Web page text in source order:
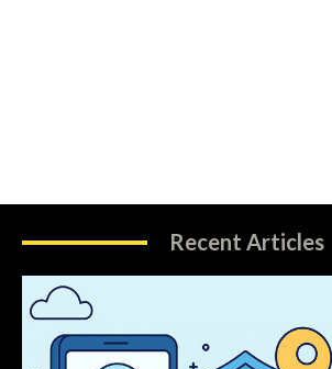
Recent Articles